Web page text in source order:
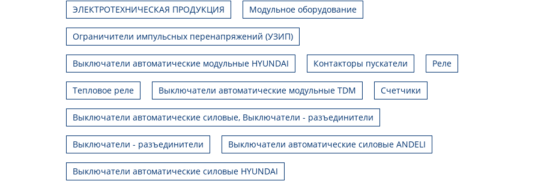
ЭЛЕКТРОТЕХНИЧЕСКАЯ ПРОДУКЦИЯ Модульное оборудование
Ограничители импульсных перенапряжений (УЗИП)
Выключатели автоматические модульные HYUNDAI Контакторы пускатели Реле
Тепловое реле Выключатели автоматические модульные TDM Счетчики
Выключатели автоматические силовые, Выключатели - разъединители
Выключатели - разъединители Выключатели автоматические силовые ANDELI
Выключатели автоматические силовые HYUNDAI